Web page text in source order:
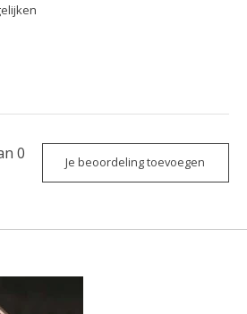
0
Je beoordeling toevoegen